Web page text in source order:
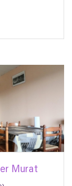
Murat